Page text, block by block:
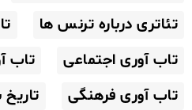
تئاتری درباره ترنس ها
تاب آوری اجتماعی
تاب
تاب آوری فرهنگی